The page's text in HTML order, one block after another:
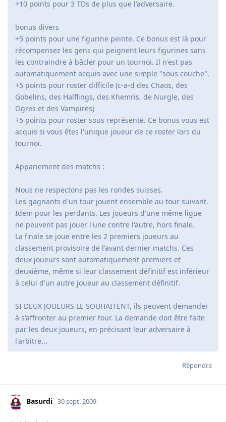
+10 points pour 3 TDs de plus que l'adversaire.
bonus divers
+5 points pour une figurine peinte. Ce bonus est là pour
récompensez les gens qui peignent leurs figurines sans
les contraindre à bâcler pour un tournoi. Il n'est pas
automatiquement acquis avec une simple "sous couche".
+5 points pour roster difficile (c-a-d des Chaos, des
Gobelins, des Halflings, des Khemris, de Nurgle, des
Ogres et des Vampires)
+5 points pour roster sous représenté. Ce bonus vous est
acquis si vous êtes l'unique joueur de ce roster lors du
tournoi.
Appariement des matchs :
Nous ne respectons pas les rondes suisses.
Les gagnants d'un tour jouent ensemble au tour suivant.
Idem pour les perdants. Les joueurs d'une même ligue
ne peuvent pas jouer l'une contre l'autre, hors finale.
La finale se joue entre les 2 premiers joueurs au
classement provisoire de l'avant dernier matchs. Ces
deux joueurs sont automatiquement premiers et
deuxième, même si leur classement définitif est inférieur
à celui d'un autre joueur au classement définitif.
SI DEUX JOUEURS LE SOUHAITENT, ils peuvent demander
à s'affronter au premier tour. La demande doit être faite
par les deux joueurs, en précisant leur adversaire à
l'arbitre...
Répondre
Basurdi 30 sept. 2009